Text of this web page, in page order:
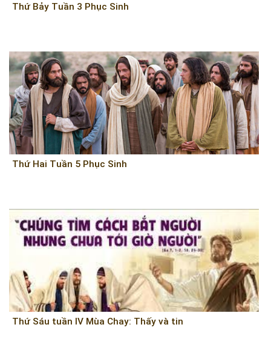
Thứ Bảy Tuần 3 Phục Sinh
Thứ Hai Tuần 5 Phục Sinh
Thứ Sáu tuần IV Mùa Chay: Thấy và tin